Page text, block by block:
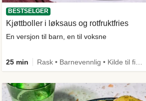
BESTSELGER
Kjøttboller i løksaus og rotfruktfries
En versjon til barn, en til voksne
25 min